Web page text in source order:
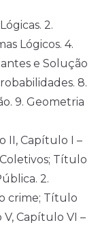
2.
Lógicos. 4.
e Solução
8.
9. Geometria
II, Capítulo I –
Título
2.
crime; Título
Capítulo VI –